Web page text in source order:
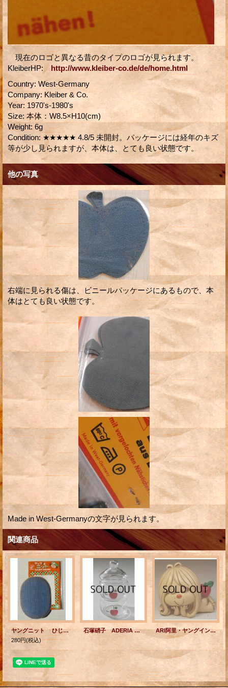
現在のロゴと異なる昔のタイプのロゴが見られます。
KleiberHP: http://www.kleiber-co.de/de/home.html
Country: West-Germany
Company: Kleiber & Co.
Year: 1970's-1980's
Size: 本体：W8.5×H10(cm)
Weight: 6g
Condition: ★★★★★ 4.8/5 未開封。パッケージには経年のキズ
等が少し見られますが、本体は、とても良い状態です。
他の写真
右端に見られる傷は、ビニールパッケージにあるもので、本
体はとても良い状態です。
Made in West-Germanyの文字が見られます。
関連商品
ヤングニット ひじ、ひざあて (ニット用） パイオニア(株)
280円(税込)
石塚硝子 ADERIA GLASS (アデリアグラス) ガラス２段キャンディーポット ”apple”リンゴイラストプリント ARI阿里・ヤングインテリア by FUJIKA セラミック貯金箱 ”アップルガール”